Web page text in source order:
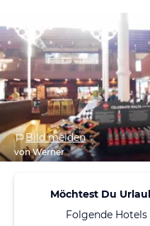
Bild melden
von Werner
Möchtest Du
Folgende